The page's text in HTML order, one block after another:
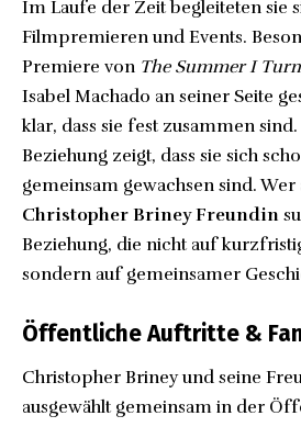
Im Laufe der Zeit begleiteten sie
Filmpremieren und Events.
Premiere von The Summer I
Isabel Machado an seiner Seite
klar, dass sie fest zusammen
Beziehung zeigt, dass sie sich
gemeinsam gewachsen sind. Wer
Christopher Briney Freundin
Beziehung, die nicht auf
sondern auf gemeinsamer
Öffentliche Auftritte &
Christopher Briney und seine
ausgewählt gemeinsam in der